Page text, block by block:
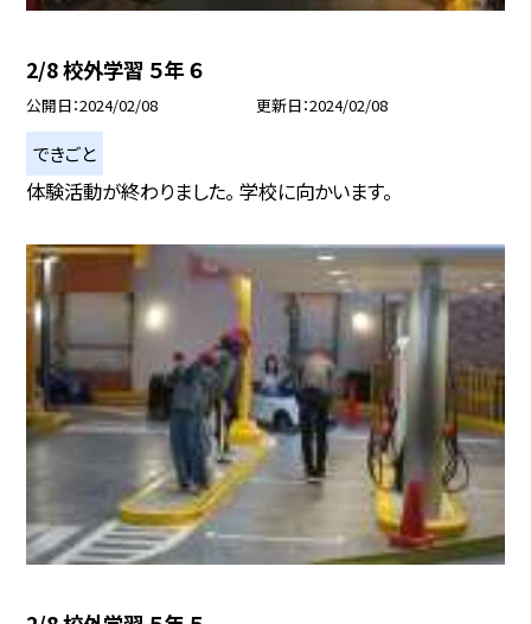
2/8 校外学習 ５年 ６
公開日 2024/02/08 更新日 2024/02/08
できごと
体験活動が終わりました。 学校に向かいます。